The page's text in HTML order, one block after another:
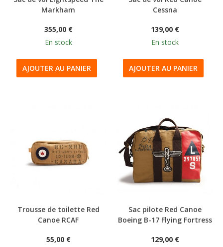
Markham
355,00 €
En stock
AJOUTER AU PANIER
Cessna
139,00 €
En stock
AJOUTER AU PANIER
Trousse de toilette Red
Canoe RCAF
55,00 €
Sac pilote Red Canoe
Boeing B-17 Flying Fortress
129,00 €